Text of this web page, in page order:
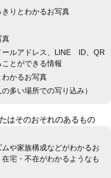
りとわかるお写真
真
ールアドレス、LINE ID、QR
とができる情報
かるお写真
多い場所での写り込み）
はそのおそれのあるもの
や家族構成などがわかるお
宅・不在がわかるようなも